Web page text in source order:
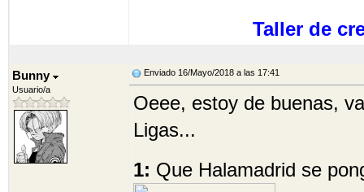
Taller de
Bunny
Usuario/a
Enviado 16/Mayo/2018 a las 17:41
Oeee, estoy de buenas,
Ligas...
1: Que Halamadrid se